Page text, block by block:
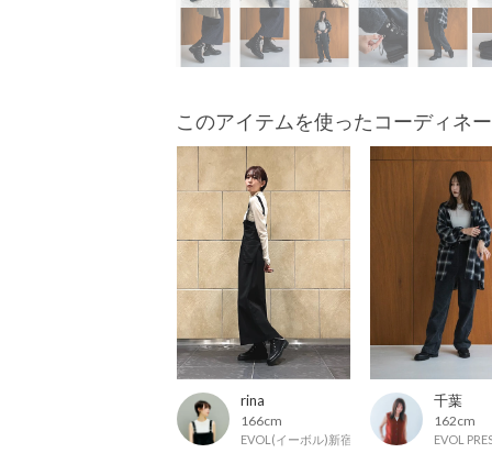
このアイテムを使ったコーディネ
rina
166cm
EVOL(イーボル)新宿マルイ店
千葉
162cm
EVOL